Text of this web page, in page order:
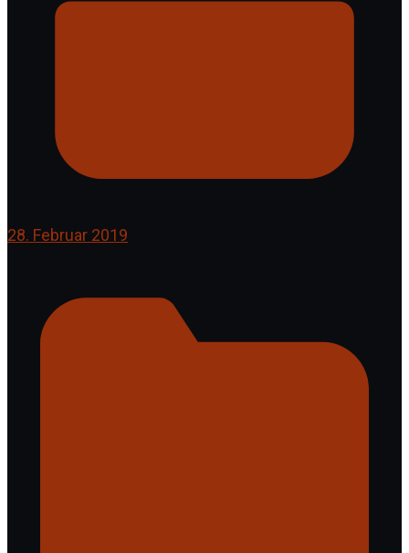
28. Februar 2019